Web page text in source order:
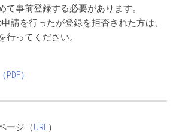
て事前登録する必要があります。
申請を行ったが登録を拒否された方は、
行ってください。
）
ージ（URL）